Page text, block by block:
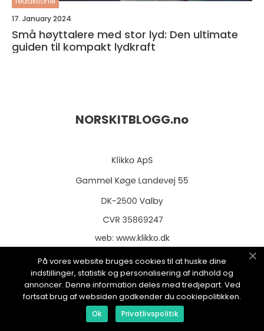
17. January 2024
Små høyttalere med stor lyd: Den ultimate
guiden til kompakt lydkraft
NORSKITBLOGG.no
web: www.klikko.dk
Menu
På vores website bruges cookies til at huske dine
indstillinger, statistik og personalisering af indhold og
annoncer. Denne information deles med tredjepart. Ved
fortsat brug af websiden godkender du cookiepolitikken.
Ok Privatlivspolitik